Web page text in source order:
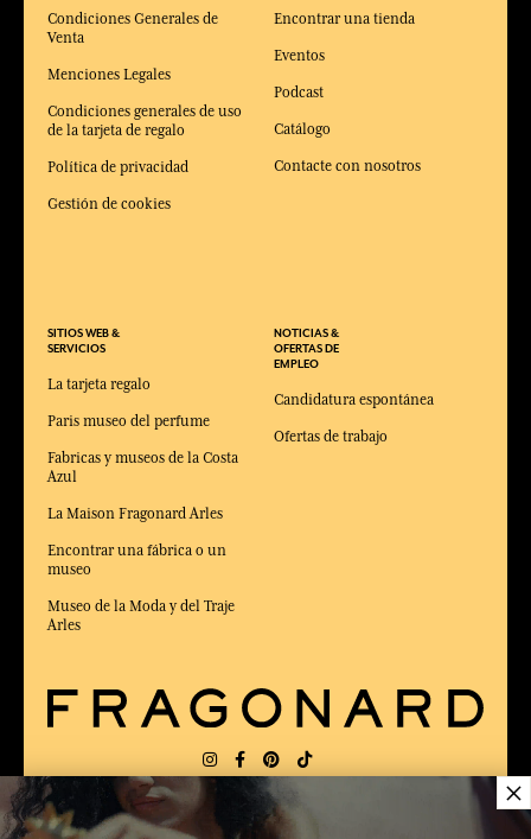
Condiciones Generales de
Venta
Menciones Legales
Condiciones generales de uso
de la tarjeta de regalo
Política de privacidad
Gestión de cookies
SITIOS WEB &
SERVICIOS
La tarjeta regalo
Paris museo del perfume
Fabricas y museos de la Costa
Azul
La Maison Fragonard Arles
Encontrar una fábrica o un
museo
Museo de la Moda y del Traje
Arles
Encontrar una tienda
Eventos
Podcast
Catálogo
Contacte con nosotros
NOTICIAS &
OFERTAS DE
EMPLEO
Candidatura espontánea
Ofertas de trabajo
ENTREGA: FR
×